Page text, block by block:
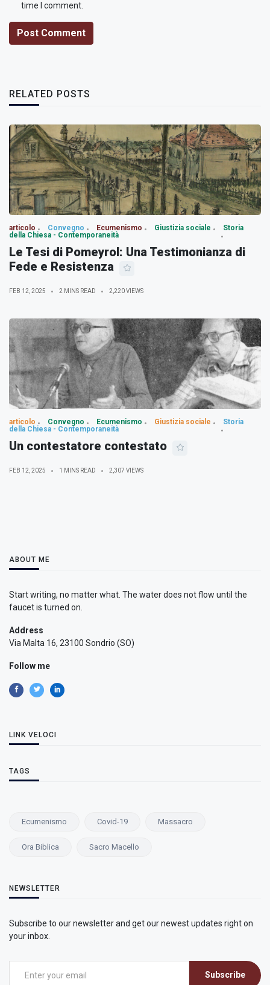
time I comment.
Post Comment
RELATED POSTS
articolo Convegno Ecumenismo Giustizia sociale
Storia
della Chiesa - Contemporaneità
Le Tesi di Pomeyrol: Una Testimonianza di
Fede e Resistenza
FEB 12, 2025 2 MINS READ 2,220 VIEWS
articolo Convegno Ecumenismo Giustizia sociale
Storia
della Chiesa - Contemporaneità
Un contestatore contestato
FEB 12, 2025 1 MINS READ 2,307 VIEWS
ABOUT ME
Start writing, no matter what. The water does not flow until the
faucet is turned on.
Address
Via Malta 16, 23100 Sondrio (SO)
Follow me
LINK VELOCI
TAGS
Ecumenismo Covid-19 Massacro
Ora Biblica Sacro Macello
NEWSLETTER
Subscribe to our newsletter and get our newest updates right on
your inbox.
Subscribe